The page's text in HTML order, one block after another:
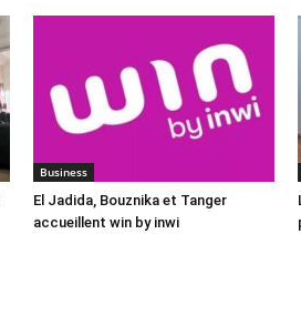
Business
El Jadida, Bouznika et Tanger
accueillent win by inwi